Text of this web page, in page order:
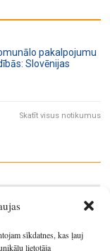
sīkdatnes, kas ļauj
lietotāja
pakalpojumu
Slovēnijas
Skatīt visus notikumus
1
15